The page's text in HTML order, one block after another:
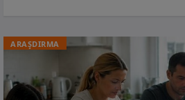
ARAŞDIRMA